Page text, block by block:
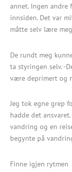
annet. Ingen andre
innsiden. Det var
måtte selv lære
De rundt meg
ta styringen selv. -
være deprimert og
Jeg tok egne grep
hadde det
vandring og en
begynte på
Finne igjen rytmen